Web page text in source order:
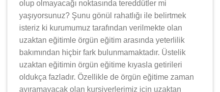
olup olmayacağı noktasında tereddütler mi
yaşıyorsunuz? Şunu gönül rahatlığı ile belirtmek
isteriz ki kurumumuz tarafından verilmekte olan
uzaktan eğitimle örgün eğitim arasında yeterlilik
bakımından hiçbir fark bulunmamaktadır. Üstelik
uzaktan eğitimin örgün eğitime kıyasla getirileri
oldukça fazladır. Özellikle de örgün eğitime zaman
ayıramayacak olan kursiyerlerimiz için uzaktan